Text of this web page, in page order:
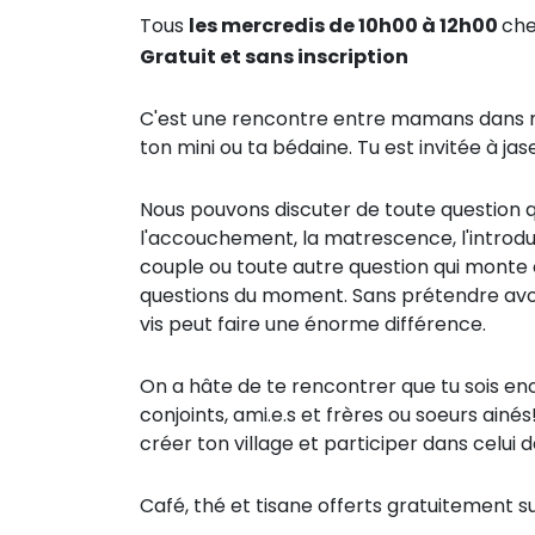
Tous les mercredis de 10h00 à 12h00
Gratuit et sans inscription
C'est une rencontre entre mamans
ton mini ou ta bédaine. Tu est invitée à
Nous pouvons discuter de toute
l'accouchement, la matrescence,
couple ou toute autre question qui monte
questions du moment. Sans prétendre
vis peut faire une énorme différence.
On a hâte de te rencontrer que tu sois
conjoints, ami.e.s et frères ou soeurs
créer ton village et participer dans celui
Café, thé et tisane offerts gratuitement